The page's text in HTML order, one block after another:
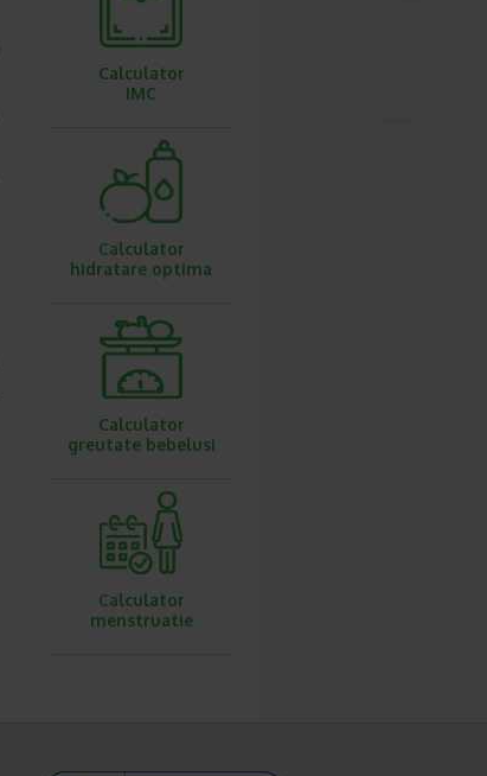
Calculator
IMC
Calculator
hidratare optima
Calculator
greutate bebelusi
Calculator
menstruatie